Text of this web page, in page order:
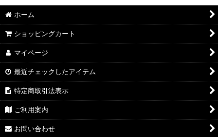
ホーム
ショッピングカート
マイページ
最近チェックしたアイテム
特定商取引法表示
ご利用案内
お問い合わせ